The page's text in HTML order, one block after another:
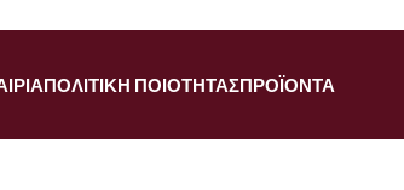
ΠΟΛΙΤΙΚΉ ΠΟΙΌΤΗΤΑΣΠΡΟΪΌΝΤΑ